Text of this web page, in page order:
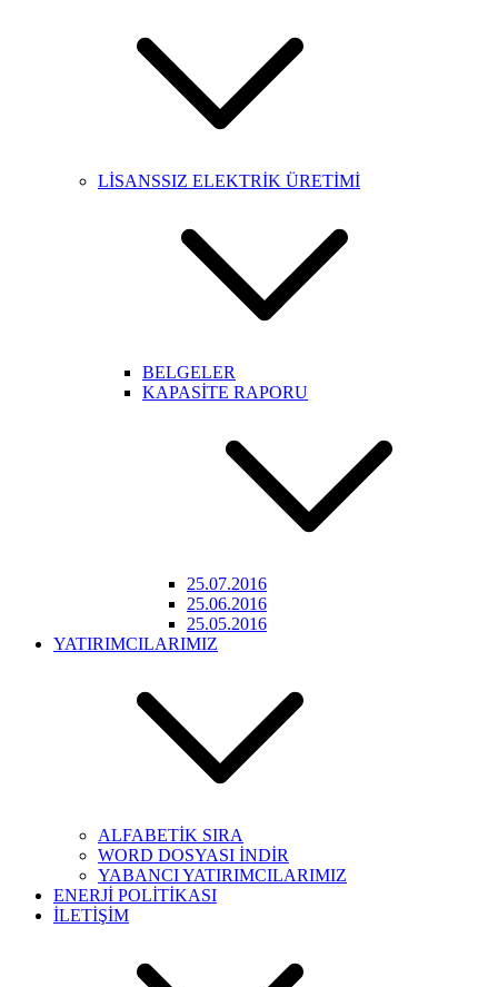
LİSANSSIZ ELEKTRİK ÜRETİMİ
BELGELER
KAPASİTE RAPORU
25.07.2016
25.06.2016
25.05.2016
YATIRIMCILARIMIZ
ALFABETİK SIRA
WORD DOSYASI İNDİR
YABANCI YATIRIMCILARIMIZ
ENERJİ POLİTİKASI
İLETİŞİM